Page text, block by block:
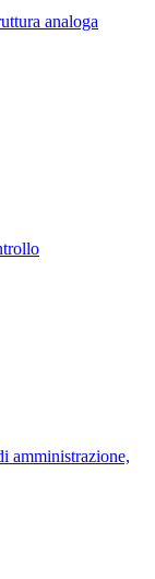
analoga
amministrazione,